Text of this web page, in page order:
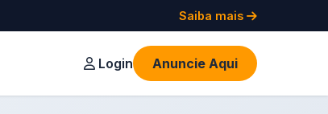
Saiba mais
Login Anuncie Aqui